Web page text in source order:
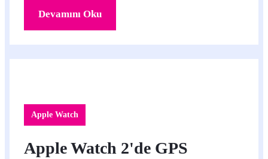
Devamını Oku
Apple Watch
Apple Watch 2'de GPS